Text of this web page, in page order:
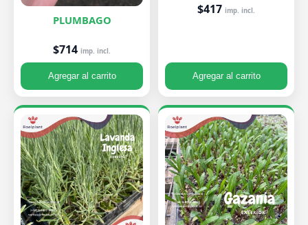
PLUMBAGO
$714 imp. incl.
Agregar al carrito
$417 imp. incl.
Agregar al carrito